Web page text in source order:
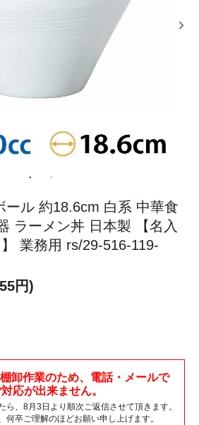
ール 約18.6cm 白系 中華食
ラーメン丼 日本製 【名入
業務用 rs/29-516-119-
円)
卸作業のため、電話・メールで
応が出来ません。
ら、8月3日より順次ご返信させて頂きます。
何卒ご理解のほどお願い申し上げます。